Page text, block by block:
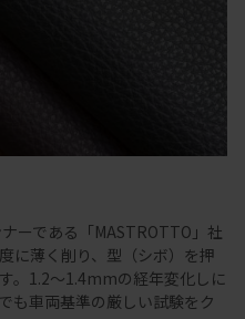
ーである「MASTROTTO」社
に薄く削り、型（シボ）を押
。1.2～1.4mmの経年変化しに
も車両基準の厳しい試験をク